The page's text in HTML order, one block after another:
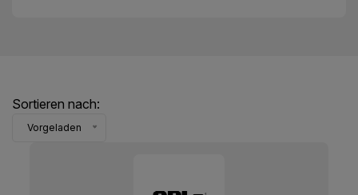
Sortieren nach:
Vorgeladen